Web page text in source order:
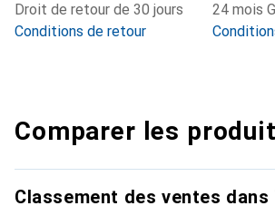
Droit de retour de 30 jours
Conditions de retour
24 mois
Comparer les
Classement des ventes dans